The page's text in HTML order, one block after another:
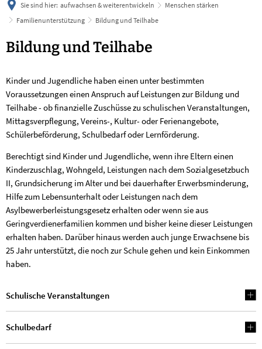
Sie sind hier: aufwachsen & weiterentwickeln
Menschen stärken
Familienunterstützung
Bildung und Teilhabe
Bildung
Teilhabe
Bildung und Teilhabe
Kinder und Jugendliche haben einen unter bestimmten
Voraussetzungen einen Anspruch auf Leistungen zur Bildung und
Teilhabe - ob finanzielle Zuschüsse zu schulischen Veranstaltungen,
Mittagsverpflegung, Vereins-, Kultur- oder Ferienangebote,
Schülerbeförderung, Schulbedarf oder Lernförderung.
Berechtigt sind Kinder und Jugendliche, wenn ihre Eltern einen
Kinderzuschlag, Wohngeld, Leistungen nach dem Sozialgesetzbuch
II, Grundsicherung im Alter und bei dauerhafter Erwerbsminderung,
Hilfe zum Lebensunterhalt oder Leistungen nach dem
Asylbewerberleistungsgesetz erhalten oder wenn sie aus
Geringverdienerfamilien kommen und bisher keine dieser Leistungen
erhalten haben. Darüber hinaus werden auch junge Erwachsene bis
25 Jahr unterstützt, die noch zur Schule gehen und kein Einkommen
haben.
Schulische Veranstaltungen
Schulbedarf